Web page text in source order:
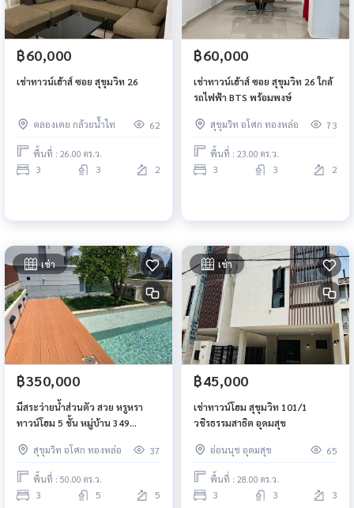
฿60,000
เช่าทาวน์เฮ้าส์ ซอย สุขุมวิท 26
คลองเตย กล้วยน้ำไท 62
พื้นที่ : 26.00 ตร.ว.
3 3 2
฿60,000
เช่าทาวน์เฮ้าส์ ซอย สุขุมวิท 26 ใกล้
รถไฟฟ้า BTS พร้อมพงษ์
สุขุมวิท อโศก ทองหล่อ 73
พื้นที่ : 23.00 ตร.ว.
3 3 2
เช่า
฿350,000
มีสระว่ายน้ำส่วนตัว สวย หรูหรา
ทาวน์โฮม 5 ชั้น หมู่บ้าน 349
ใกล้โรงเรียนนานาชาติ
สุขุมวิท อโศก ทองหล่อ 37
พื้นที่ : 50.00 ตร.ว.
3 5 5
เช่า
฿45,000
เช่าทาวน์โฮม สุขุมวิท 101/1
วชิรธรรมสาธิต อุดมสุข
อ่อนนุช อุดมสุข 65
พื้นที่ : 28.00 ตร.ว.
3 3 3